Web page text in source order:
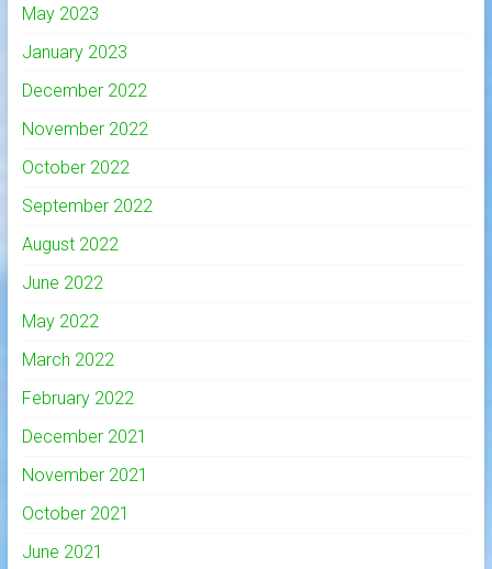
May 2023
January 2023
December 2022
November 2022
October 2022
September 2022
August 2022
June 2022
May 2022
March 2022
February 2022
December 2021
November 2021
October 2021
June 2021